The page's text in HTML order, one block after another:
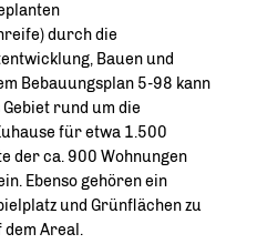
durch die
Bauen und
Bebauungsplan 5-98 kann
rund um die
für etwa 1.500
der ca. 900 Wohnungen
Ebenso gehören ein
und Grünflächen zu
dem Areal.